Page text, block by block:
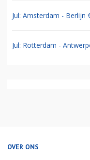
Jul: Amsterdam - Berlijn
Jul: Rotterdam -
OVER ONS